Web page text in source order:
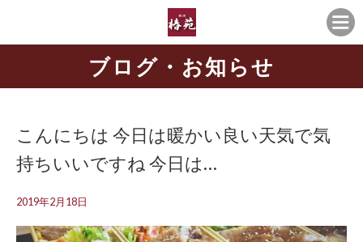
ブログ・お知らせ
こんにちは 今日は暖かい良い天気️で気
持ちいいですね 今日は…
2019年2月18日